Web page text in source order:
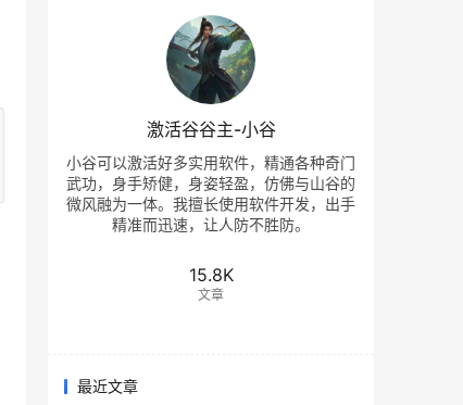
激活谷谷主-小谷
小谷可以激活好多实用软件，精通各种奇门
武功，身手矫健，身姿轻盈，仿佛与山谷的
微风融为一体。我擅长使用软件开发，出手
精准而迅速，让人防不胜防。
15.8K
文章
最近文章